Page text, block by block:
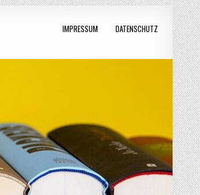
IMPRESSUM DATENSCHUTZ